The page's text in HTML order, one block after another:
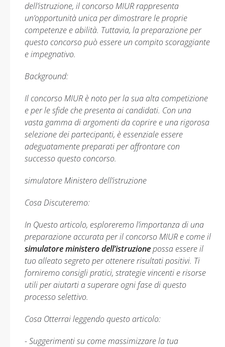
dell’istruzione, il concorso MIUR rappresenta
un’opportunità unica per dimostrare le proprie
competenze e abilità. Tuttavia, la preparazione per
questo concorso può essere un compito scoraggiante
e impegnativo.
Background:
Il concorso MIUR è noto per la sua alta competizione
e per le sfide che presenta ai candidati. Con una
vasta gamma di argomenti da coprire e una rigorosa
selezione dei partecipanti, è essenziale essere
adeguatamente preparati per affrontare con
successo questo concorso.
simulatore Ministero dell’istruzione
Cosa Discuteremo:
In Questo articolo, esploreremo l’importanza di una
preparazione accurata per il concorso MIUR e come il
simulatore ministero dell’istruzionepossa essere il
tuo alleato segreto per ottenere risultati positivi. Ti
forniremo consigli pratici, strategie vincenti e risorse
utili per aiutarti a superare ogni fase di questo
processo selettivo.
Cosa Otterrai leggendo questo articolo:
- Suggerimenti su come massimizzare la tua